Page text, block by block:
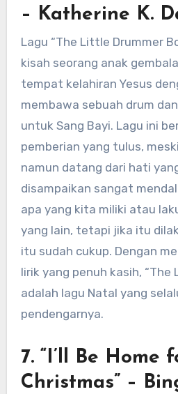
– Katherine K.
Lagu “The Little Drummer
kisah seorang anak
tempat kelahiran Yesus
membawa sebuah drum
untuk Sang Bayi. Lagu ini
pemberian yang tulus,
namun datang dari hati
disampaikan sangat
apa yang kita miliki atau
yang lain, tetapi jika itu
itu sudah cukup. Dengan
lirik yang penuh kasih, “The
adalah lagu Natal yang
pendengarnya.
7. “I’ll Be Home
Christmas” –